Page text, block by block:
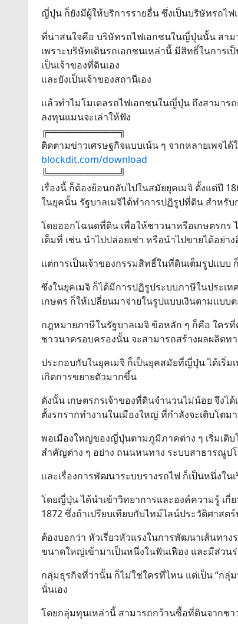
ญี่ปุ่น ก็ยังมีผู้ให้บริการรายอื่น ซึ่งเป็นบริษัทรถไ
ที่น่าสนใจคือ บริษัทรถไฟเอกชนในญี่ปุ่นนั้น สาม
เพราะบริษัทเดินรถเอกชนเหล่านี้ มีสิทธิ์ในการเป็
เป็นเจ้าของที่ดินเอง
และยังเป็นเจ้าของสถานีเอง
แล้วทำไมโมเดลรถไฟเอกชนในญี่ปุ่น ถึงสามา
ลงทุนแมนจะเล่าให้ฟัง
╔═══════════╗
ติดตามข่าวเศรษฐกิจแบบเน้น ๆ จากหลายเพจ
blockdit.com/download
╚═══════════╝
เรื่องนี้ ก็ต้องย้อนกลับไปในสมัยยุคเมจิ ตั้งแต่ปี
ในยุคนั้น รัฐบาลเมจิได้ทำการปฏิรูปที่ดิน สำหรั
โดยออกโฉนดที่ดิน เพื่อให้ชาวนาหรือเกษตรกร
เต็มที่ เช่น นำไปปล่อยเช่า หรือนำไปขายได้อย่าง
แต่การเป็นเจ้าของกรรมสิทธิ์ในที่ดินเต็มรูปแบ
ซึ่งในยุคเมจิ ก็ได้มีการปฏิรูประบบภาษีในประเ
เกษตร ก็ให้เปลี่ยนมาจ่ายในรูปแบบเงินตามแบบ
กฎหมายภาษีในรัฐบาลเมจิ ข้อหลัก ๆ ก็คือ ใคร
ชาวนาครอบครองนั้น จะสามารถสร้างผลผลิตท
ประกอบกับในยุคเมจิ ก็เป็นยุคสมัยที่ญี่ปุ่น ได้เริ่ม
เกิดการขยายตัวมากขึ้น
ดังนั้น เกษตรกรเจ้าของที่ดินจำนวนไม่น้อย จึง
ตั้งรกรากทำงานในเมืองใหญ่ ที่กำลังจะเติบโต
พอเมืองใหญ่ของญี่ปุ่นตามภูมิภาคต่าง ๆ เริ่มเติ
สำคัญต่าง ๆ อย่าง ถนนหนทาง ระบบสาธารณูป
และเรื่องการพัฒนาระบบรางรถไฟ ก็เป็นหนึ่งใ
โดยญี่ปุ่น ได้นำเข้าวิทยาการและองค์ความรู้ เ
1872 ซึ่งถ้าเปรียบเทียบกับไทม์ไลน์ประวัติศาสต
ต้องบอกว่า หัวเรี่ยวหัวแรงในการพัฒนาเส้นทา
ขนาดใหญ่เข้ามาเป็นหนึ่งในฟันเฟือง และมีส่วน
กลุ่มธุรกิจที่ว่านั้น ก็ไม่ใช่ใครที่ไหน แต่เป็น “ก
นั่นเอง
โดยกลุ่มทุนเหล่านี้ สามารถกว้านซื้อที่ดินจากชา